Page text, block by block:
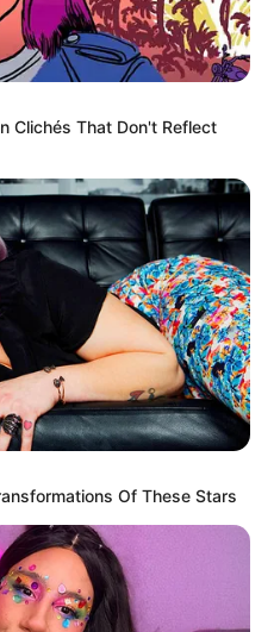
estar bien informado, por
notificaciones de Alerta.
AL LLANO
DE MEDELLÍN
DE AGUA
Clichés That Don't Reflect
Of These Stars